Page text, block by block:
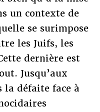
un contexte de
se surimpose
les Juifs, les
dernière est
Jusqu’aux
la défaite face à